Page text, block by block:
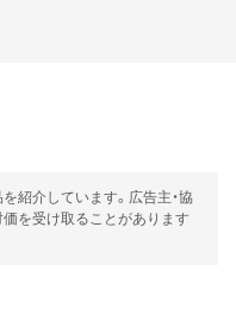
紹介しています。広告主・協
を受け取ることがあります